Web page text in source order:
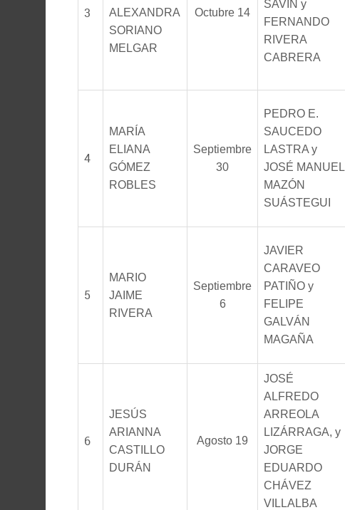
3
ALEXANDRA
SORIANO
MELGAR
Octubre 14
SAVÍN y
FERNANDO
RIVERA
CABRERA
4
MARÍA
ELIANA
GÓMEZ
ROBLES
Septiembre
30
PEDRO E.
SAUCEDO
LASTRA y
JOSÉ MANUEL
MAZÓN
SUÁSTEGUI
5
MARIO
JAIME
RIVERA
Septiembre
6
JAVIER
CARAVEO
PATIÑO y
FELIPE
GALVÁN
MAGAÑA
6
JESÚS
ARIANNA
CASTILLO
DURÁN
Agosto 19
JOSÉ
ALFREDO
ARREOLA
LIZÁRRAGA, y
JORGE
EDUARDO
CHÁVEZ
VILLALBA